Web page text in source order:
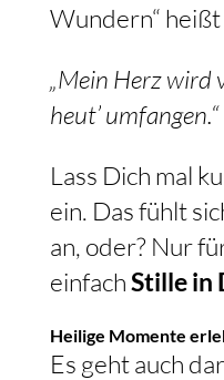
Wundern“ heißt
„Mein Herz wird
heut’ umfangen.“
Lass Dich mal
ein. Das fühlt
an, oder? Nur
einfachStille in
Heilige Momente
Es geht auch